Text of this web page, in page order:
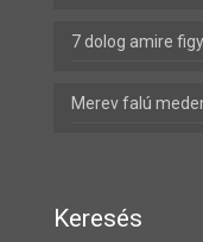
7 dolog amire
Merev falú
Keresés